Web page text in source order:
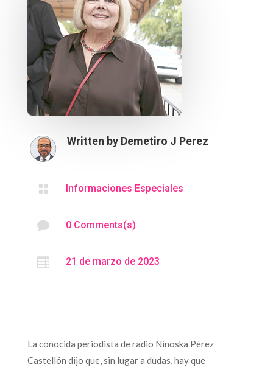
Written by Demetiro J Perez
 Informaciones Especiales
 0 Comments(s)
 21 de marzo de 2023
La conocida periodista de radio Ninoska Pérez
Castellón dijo que, sin lugar a dudas, hay que